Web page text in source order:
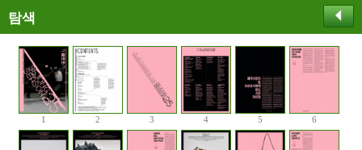
탐색
1 2 3 4 5 6